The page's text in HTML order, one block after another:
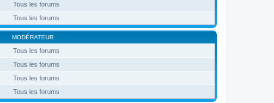
Tous les forums
Tous les forums
MODÉRATEUR
Tous les forums
Tous les forums
Tous les forums
Tous les forums